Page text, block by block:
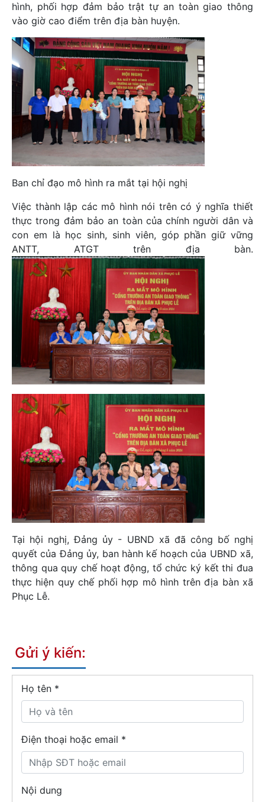
hình, phối hợp đảm bảo trật tự an toàn giao thông
vào giờ cao điểm trên địa bàn huyện.
Ban chỉ đạo mô hình ra mắt tại hội nghị
Việc thành lập các mô hình nói trên có ý nghĩa thiết
thực trong đảm bảo an toàn của chính người dân và
con em là học sinh, sinh viên, góp phần giữ vững
ANTT, ATGT trên địa bàn.
Tại hội nghị, Đảng ủy - UBND xã đã công bố nghị
quyết của Đảng ủy, ban hành kế hoạch của UBND xã,
thông qua quy chế hoạt động, tổ chức ký kết thi đua
thực hiện quy chế phối hợp mô hình trên địa bàn xã
Phục Lễ.
Gửi ý kiến:
Họ tên *
Điện thoại hoặc email *
Nội dung